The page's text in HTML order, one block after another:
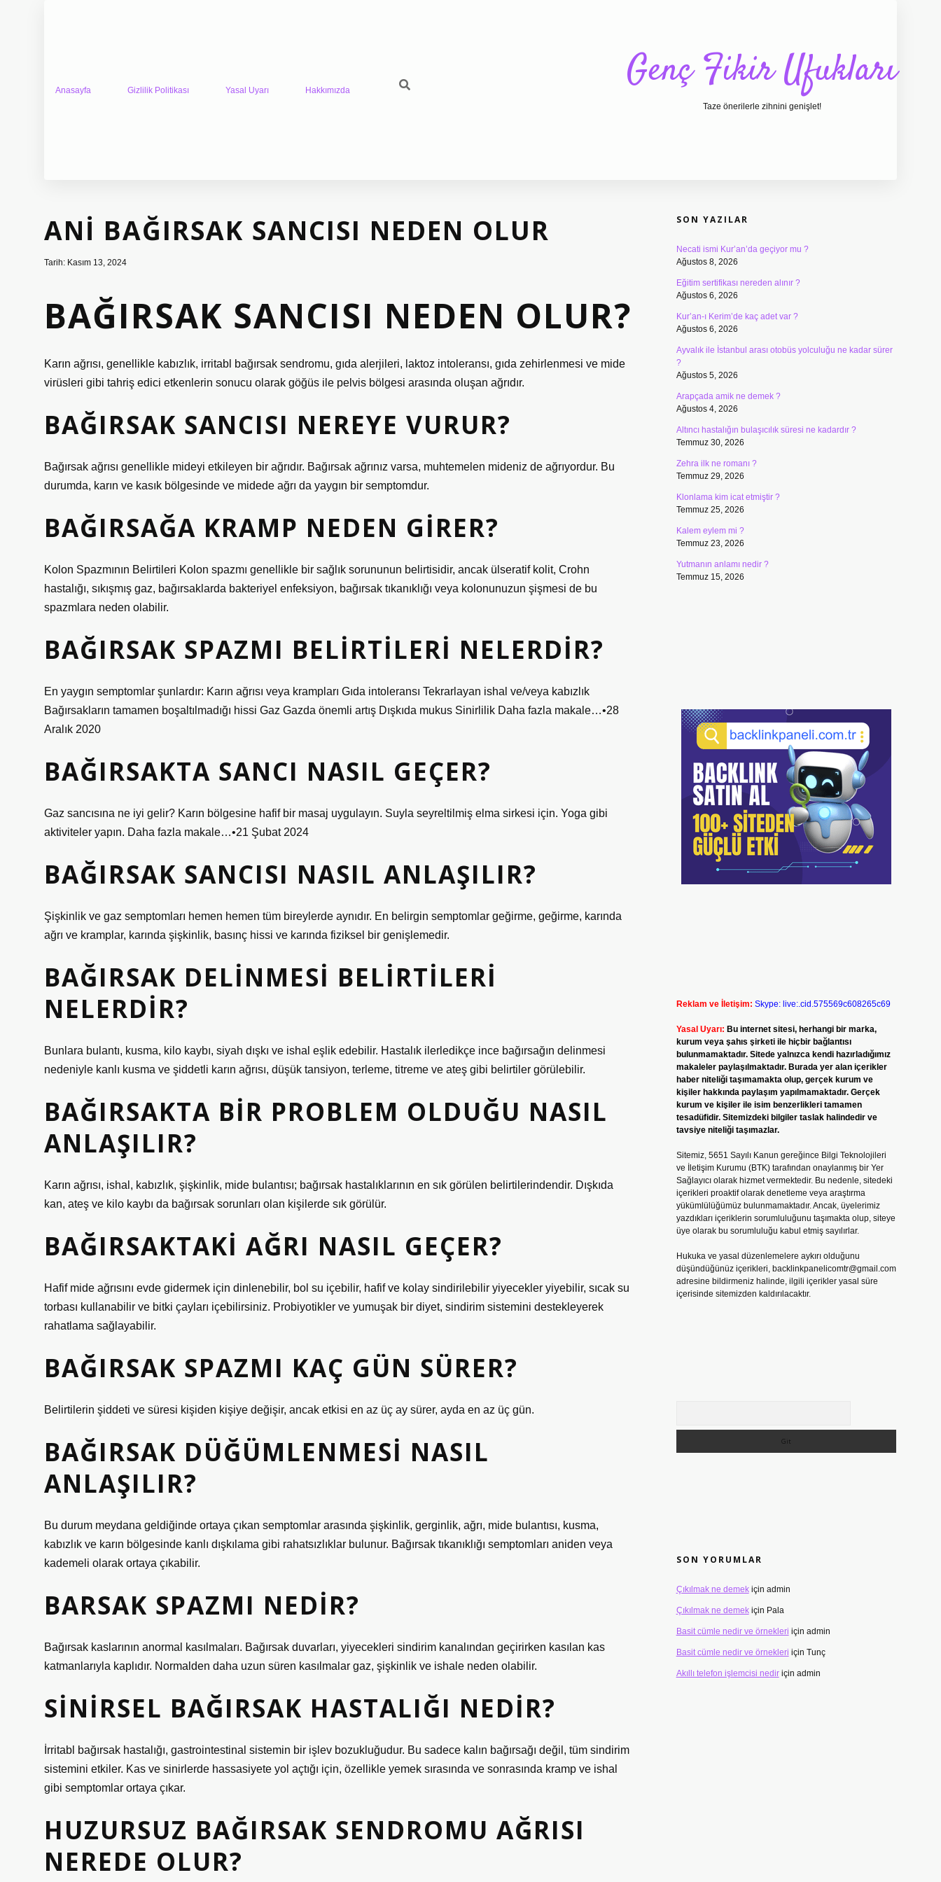
Anasayfa Gizlilik Politikası Yasal Uyarı Hakkımızda Genç Fikir Ufukları
Taze önerilerle zihnini genişlet!
ANI BAĞIRSAK SANCISI NEDEN OLUR
Tarih: Kasım 13, 2024
BAĞIRSAK SANCISI NEDEN OLUR?
Karın ağrısı, genellikle kabızlık, irritabl bağırsak sendromu, gıda alerjileri, laktoz intoleransı, gıda zehirlenmesi ve mide
virüsleri gibi tahriş edici etkenlerin sonucu olarak göğüs ile pelvis bölgesi arasında oluşan ağrıdır.
BAĞIRSAK SANCISI NEREYE VURUR?
Bağırsak ağrısı genellikle mideyi etkileyen bir ağrıdır. Bağırsak ağrınız varsa, muhtemelen mideniz de ağrıyordur. Bu
durumda, karın ve kasık bölgesinde ve midede ağrı da yaygın bir semptomdur.
BAĞIRSAĞA KRAMP NEDEN GIRER?
Kolon Spazmının Belirtileri Kolon spazmı genellikle bir sağlık sorununun belirtisidir, ancak ülseratif kolit, Crohn
hastalığı, sıkışmış gaz, bağırsaklarda bakteriyel enfeksiyon, bağırsak tıkanıklığı veya kolonunuzun şişmesi de bu
spazmlara neden olabilir.
BAĞIRSAK SPAZMI BELIRTILERI NELERDIR?
En yaygın semptomlar şunlardır: Karın ağrısı veya krampları Gıda intoleransı Tekrarlayan ishal ve/veya kabızlık
Bağırsakların tamamen boşaltılmadığı hissi Gaz Gazda önemli artış Dışkıda mukus Sinirlilik Daha fazla makale…•28
Aralık 2020
BAĞIRSAKTA SANCI NASIL GEÇER?
Gaz sancısına ne iyi gelir? Karın bölgesine hafif bir masaj uygulayın. Suyla seyreltilmiş elma sirkesi için. Yoga gibi
aktiviteler yapın. Daha fazla makale…•21 Şubat 2024
BAĞIRSAK SANCISI NASIL ANLAŞILIR?
Şişkinlik ve gaz semptomları hemen hemen tüm bireylerde aynıdır. En belirgin semptomlar geğirme, geğirme, karında
ağrı ve kramplar, karında şişkinlik, basınç hissi ve karında fiziksel bir genişlemedir.
BAĞIRSAK DELINMESI BELIRTILERI
NELERDIR?
Bunlara bulantı, kusma, kilo kaybı, siyah dışkı ve ishal eşlik edebilir. Hastalık ilerledikçe ince bağırsağın delinmesi
nedeniyle kanlı kusma ve şiddetli karın ağrısı, düşük tansiyon, terleme, titreme ve ateş gibi belirtiler görülebilir.
BAĞIRSAKTA BIR PROBLEM OLDUĞU NASIL
ANLAŞILIR?
Karın ağrısı, ishal, kabızlık, şişkinlik, mide bulantısı; bağırsak hastalıklarının en sık görülen belirtilerindendir. Dışkıda
kan, ateş ve kilo kaybı da bağırsak sorunları olan kişilerde sık görülür.
BAĞIRSAKTAKI AĞRI NASIL GEÇER?
Hafif mide ağrısını evde gidermek için dinlenebilir, bol su içebilir, hafif ve kolay sindirilebilir yiyecekler yiyebilir, sıcak su
torbası kullanabilir ve bitki çayları içebilirsiniz. Probiyotikler ve yumuşak bir diyet, sindirim sistemini destekleyerek
rahatlama sağlayabilir.
BAĞIRSAK SPAZMI KAÇ GÜN SÜRER?
Belirtilerin şiddeti ve süresi kişiden kişiye değişir, ancak etkisi en az üç ay sürer, ayda en az üç gün.
BAĞIRSAK DÜĞÜMLENMESI NASIL
ANLAŞILIR?
Bu durum meydana geldiğinde ortaya çıkan semptomlar arasında şişkinlik, gerginlik, ağrı, mide bulantısı, kusma,
kabızlık ve karın bölgesinde kanlı dışkılama gibi rahatsızlıklar bulunur. Bağırsak tıkanıklığı semptomları aniden veya
kademeli olarak ortaya çıkabilir.
BARSAK SPAZMI NEDIR?
Bağırsak kaslarının anormal kasılmaları. Bağırsak duvarları, yiyecekleri sindirim kanalından geçirirken kasılan kas
katmanlarıyla kaplıdır. Normalden daha uzun süren kasılmalar gaz, şişkinlik ve ishale neden olabilir.
SINIRSEL BAĞIRSAK HASTALIĞI NEDIR?
İrritabl bağırsak hastalığı, gastrointestinal sistemin bir işlev bozukluğudur. Bu sadece kalın bağırsağı değil, tüm sindirim
sistemini etkiler. Kas ve sinirlerde hassasiyete yol açtığı için, özellikle yemek sırasında ve sonrasında kramp ve ishal
gibi semptomlar ortaya çıkar.
HUZURSUZ BAĞIRSAK SENDROMU AĞRISI
NEREDE OLUR?
SON YAZILAR
Necati ismi Kur’an’da geçiyor mu ?
Ağustos 8, 2026
Eğitim sertifikası nereden alınır ?
Ağustos 6, 2026
Kur’an-ı Kerim’de kaç adet var ?
Ağustos 6, 2026
Ayvalık ile İstanbul arası otobüs yolculuğu ne kadar sürer
?
Ağustos 5, 2026
Arapçada amik ne demek ?
Ağustos 4, 2026
Altıncı hastalığın bulaşıcılık süresi ne kadardır ?
Temmuz 30, 2026
Zehra ilk ne romanı ?
Temmuz 29, 2026
Klonlama kim icat etmiştir ?
Temmuz 25, 2026
Kalem eylem mi ?
Temmuz 23, 2026
Yutmanın anlamı nedir ?
Temmuz 15, 2026
Reklam ve İletişim: Skype: live:.cid.575569c608265c69
Yasal Uyarı: Bu internet sitesi, herhangi bir marka,
kurum veya şahıs şirketi ile hiçbir bağlantısı
bulunmamaktadır. Sitede yalnızca kendi hazırladığımız
makaleler paylaşılmaktadır. Burada yer alan içerikler
haber niteliği taşımamakta olup, gerçek kurum ve
kişiler hakkında paylaşım yapılmamaktadır. Gerçek
kurum ve kişiler ile isim benzerlikleri tamamen
tesadüfidir. Sitemizdeki bilgiler taslak halindedir ve
tavsiye niteliği taşımazlar.
Sitemiz, 5651 Sayılı Kanun gereğince Bilgi Teknolojileri
ve İletişim Kurumu (BTK) tarafından onaylanmış bir Yer
Sağlayıcı olarak hizmet vermektedir. Bu nedenle, sitedeki
içerikleri proaktif olarak denetleme veya araştırma
yükümlülüğümüz bulunmamaktadır. Ancak, üyelerimiz
yazdıkları içeriklerin sorumluluğunu taşımakta olup, siteye
üye olarak bu sorumluluğu kabul etmiş sayılırlar.
Hukuka ve yasal düzenlemelere aykırı olduğunu
düşündüğünüz içerikleri, backlinkpanelicomtr@gmail.com
adresine bildirmeniz halinde, ilgili içerikler yasal süre
içerisinde sitemizden kaldırılacaktır.
SON YORUMLAR
Çıkılmak ne demekiçin admin
Çıkılmak ne demekiçin Pala
Basit cümle nedir ve örnekleri için admin
Basit cümle nedir ve örnekleri için Tunç
Akıllı telefon işlemcisi nediriçin admin